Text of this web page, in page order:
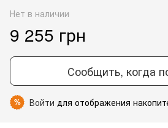
Нет в наличии
9 255 грн
Сообщить, когда
% Войти для отображения